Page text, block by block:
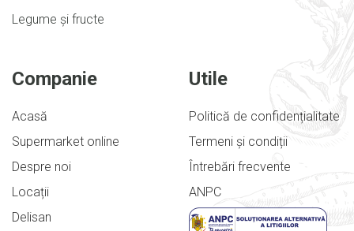
Legume și fructe
Companie
Acasă
Supermarket online
Despre noi
Locații
Delisan
Utile
Politică de confidențialitate
Termeni și condiții
Întrebări frecvente
ANPC